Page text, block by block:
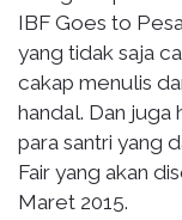
IBF Goes to
yang tidak saja
cakap menulis
handal. Dan juga
para santri yang
Fair yang akan
Maret 2015.